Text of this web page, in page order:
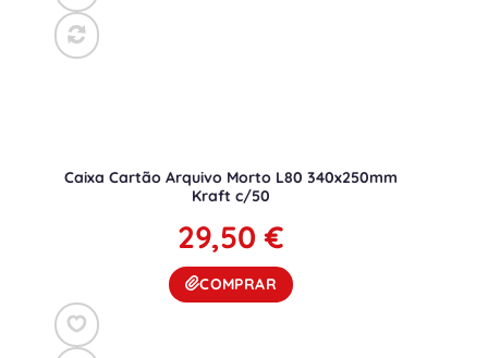
Caixa Cartão Arquivo Morto L80 340x250mm
Kraft c/50
29,50€
COMPRAR